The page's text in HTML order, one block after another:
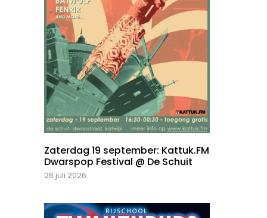
Zaterdag 19 september: Kattuk.FM
Dwarspop Festival @ De Schuit
26 juli 2026